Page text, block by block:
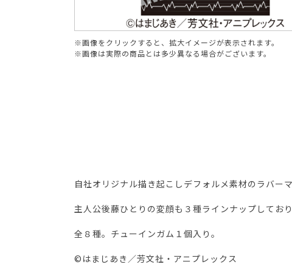
※画像をクリックすると、拡大イメージが表示されます。
※画像は実際の商品とは多少異なる場合がございます。
自社オリジナル描き起こしデフォルメ素材のラバーマ
主人公後藤ひとりの変顔も３種ラインナップしており
全８種。チューインガム１個入り。
©はまじあき／芳文社・アニプレックス